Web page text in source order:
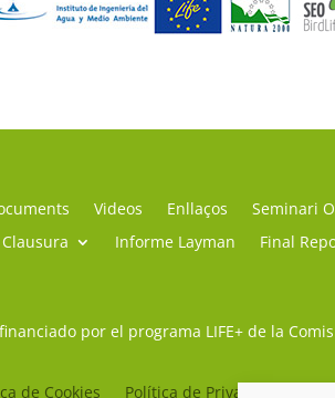
Videos Enllaços
Seminari
Clausura Informe Layman Final
por el programa LIFE+ de la
de Cookies Política de Privacidad